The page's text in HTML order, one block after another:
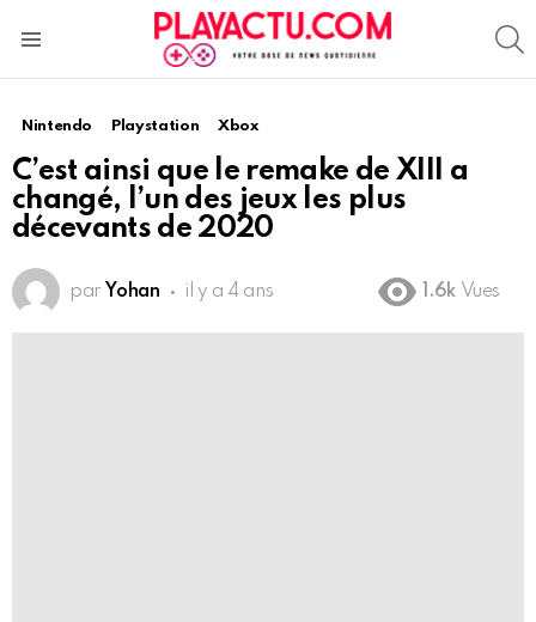
Nintendo Playstation Xbox
C’est ainsi que le remake de XIII a
changé, l’un des jeux les plus
décevants de 2020
par Yohan il y a 4 ans 1.6k Vues